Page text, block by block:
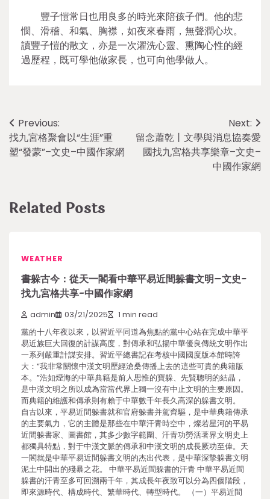
豐子愷常日也用良多的時光來陪孩子們。他的悲
憫、滑稽、和氣、胸襟，如夜來春雨，無聲潤心坎。
讀豐子愷的散文，亦是一次濯洗心靈、熏陶心性的經
過歷程，既可學他做家長，也可向他學做人。
Post
navigation
Previous:
找九宮格聚會以“生涯”重
塑“發蒙”–文史–中國作家網
Next:
留念蕭乾丨文學與消息協奏愛
國找九宮格共享樂章–文史–
中國作家網
Related Posts
WEATHER
書躲古今：從天一閣看中華平易近間躲書文明–文史-
找九宮格共享-中國作家網
admin 03/21/2025 1 min read
黨的十八年夜以來，以習近平同道為焦點的黨中心站在完成中華平
易近族巨大回復的計謀高度，對傳承和弘揚中華優良傳統文明作出
一系列嚴重計謀安排。習近平總書記在考核中國國度版本館時誇
大：“我非常關懷中漢文明歷經滄桑傳播上去的這些可貴的典籍版
本。”浩如煙海的中華典籍是前人思惟的寶躲、先賢聰明的結晶，
是中漢文明之所以成為當當代界上獨一沒有中止文明的主要原因。
而典籍的維護和傳承則有賴于中華數千年長久高深的躲書文明。
自古以來，平易近間躲書就和官府躲書并駕齊驅，是中華典籍傳承
的主要氣力，它的主體是那些在中華汗青時空中，燦若星河的平易
近間躲書家、圖書館，其多少數字範圍、汗青功勞活著界文明史上
都獨具特點，對于中漢文脈的傳承和中漢文明的成長厥功至偉。天
一閣就是中華平易近間躲書文明的杰出代表，是中華深摯躲書文明
泥土中開出的殘暴之花。 中華平易近間躲書的汗青 中華平易近間
躲書的汗青至多可回溯兩千年，其成長年夜致可以分為四個階段，
即來源時代、構成時代、繁華時代、轉型時代。 （一）平易近間